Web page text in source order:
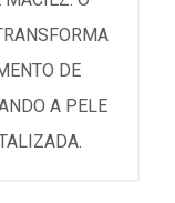
DE
A PELE